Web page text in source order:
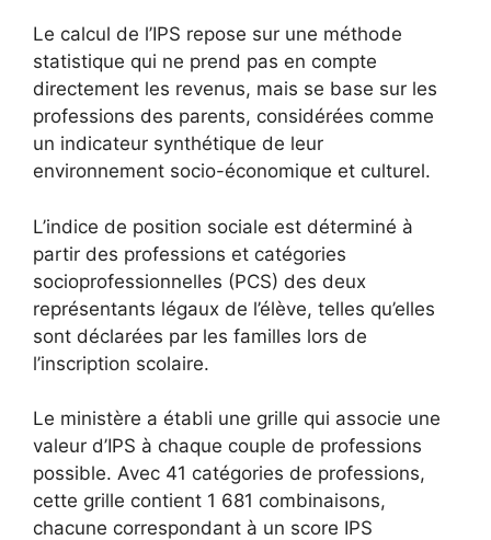
Le calcul de l’IPS repose sur une méthode
statistique qui ne prend pas en compte
directement les revenus, mais se base sur les
professions des parents, considérées comme
un indicateur synthétique de leur
environnement socio-économique et culturel.
L’indice de position sociale est déterminé à
partir des professions et catégories
socioprofessionnelles (PCS) des deux
représentants légaux de l’élève, telles qu’elles
sont déclarées par les familles lors de
l’inscription scolaire.
Le ministère a établi une grille qui associe une
valeur d’IPS à chaque couple de professions
possible. Avec 41 catégories de professions,
cette grille contient 1 681 combinaisons,
chacune correspondant à un score IPS